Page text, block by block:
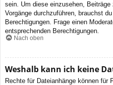
sein. Um diese einzusehen,
Vorgänge durchzuführen, brauchst
Berechtigungen. Frage einen
entsprechenden Berechtigungen.
Nach oben
Weshalb kann ich keine
Rechte für Dateianhänge können für